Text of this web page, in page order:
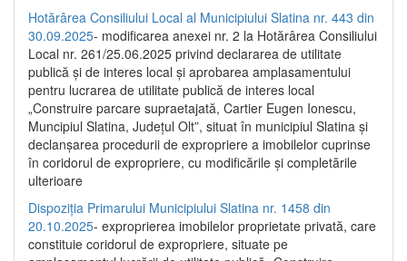
Hotărârea Consiliului Local al Municipiului Slatina nr. 443 din
30.09.2025- modificarea anexei nr. 2 la Hotărârea Consiliului
Local nr. 261/25.06.2025 privind declararea de utilitate
publică şi de interes local şi aprobarea amplasamentului
pentru lucrarea de utilitate publică de interes local
„Construire parcare supraetajată, Cartier Eugen Ionescu,
Muncipiul Slatina, Judeţul Olt”, situat în municipiul Slatina şi
declanşarea procedurii de expropriere a imobilelor cuprinse
în coridorul de expropriere, cu modificările şi completările
ulterioare
Dispoziția Primarului Municipiului Slatina nr. 1458 din
20.10.2025- exproprierea imobilelor proprietate privată, care
constituie coridorul de expropriere, situate pe